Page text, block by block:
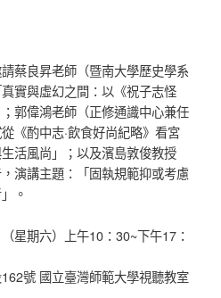
蔡良昇老師（暨南大學歷史學系
實與虛幻之間：以《祝子志怪
郭偉鴻老師（正修通識中心兼任
《酌中志·飲食好尚紀略》看宮
活風尚」；以及濱島敦俊教授
，演講主題：「固執規範抑或考慮
。
星期六）上午10：30~下午17：
號 國立臺灣師範大學視聽教室